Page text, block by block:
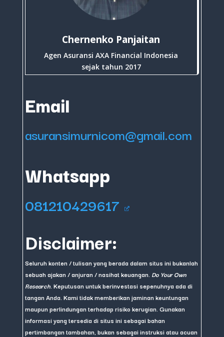
Chernenko Panjaitan
Agen Asuransi AXA Financial Indonesia
sejak tahun 2017
Email
asuransimurnicom@gmail.com
Whatsapp
081210429617
Disclaimer:
Seluruh konten / tulisan yang berada dalam situs ini bukanlah
sebuah ajakan / anjuran / nasihat keuangan. Do Your Own
Research . Keputusan untuk berinvestasi sepenuhnya ada di
tangan Anda. Kami tidak memberikan jaminan keuntungan
maupun perlindungan terhadap risiko kerugian. Gunakan
informasi yang tersedia di situs ini sebagai bahan
pertimbangan tambahan, bukan sebagai instruksi atau acuan